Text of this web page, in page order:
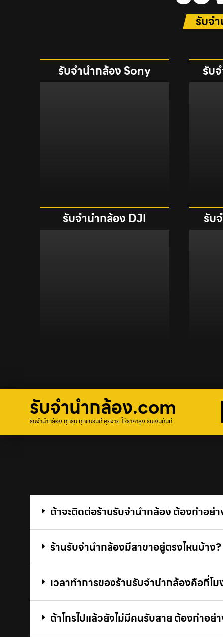
รับจ
รับจำนำกล้อง Sony รับ
รับจำนำกล้อง DJI รับ
รับจํานํากล้อง.com
รับจำนำกล้อง ทุกรุ่น ทุกแบรนด์ คุยง่าย ให้ราคาสูง รับเงินทันที
ถ้าจะติดต่อร้านรับจํานํากล้อง ต้องทำอย่า
ร้านรับจํานํากล้องมีสาขาอยู่ตรงไหนบ้าง?
เวลาทำการของร้านรับจํานํากล้องคือกี่โม
ถ้าโทรไปแล้วยังไม่มีคนรับสาย ต้องทำอย่า